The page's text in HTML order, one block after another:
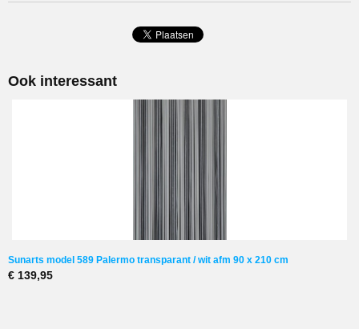
Ja, banen inkorten dmv schaar, Knip de kunststof baan korter
Hoogte is altijd inclusief 6 cm strip
Ook interessant
Sunarts model 589 Palermo transparant / wit afm 90 x 210 cm
€ 139,95